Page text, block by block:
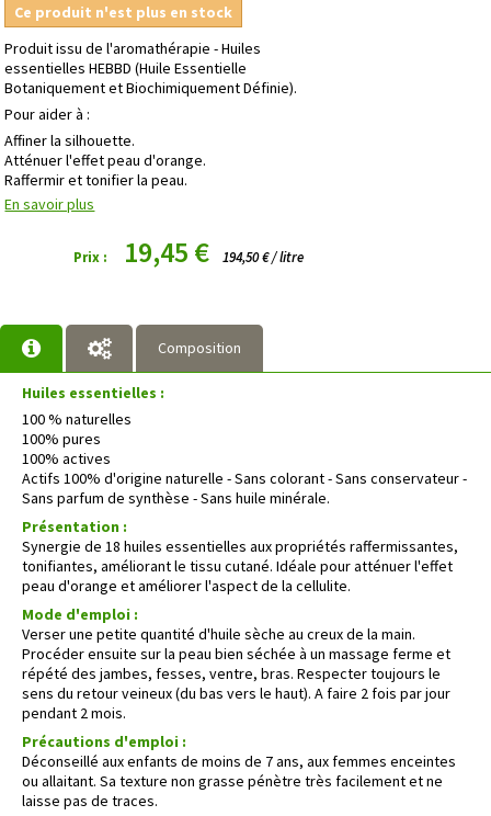
Ce produit n'est plus en stock
Produit issu de l'aromathérapie - Huiles
essentielles HEBBD (Huile Essentielle
Botaniquement et Biochimiquement Définie).
Pour aider à :
Affiner la silhouette.
Atténuer l'effet peau d'orange.
Raffermir et tonifier la peau.
En savoir plus
Prix : 19,45 € 194,50 € / litre
Composition
Huiles essentielles :
100 % naturelles
100% pures
100% actives
Actifs 100% d'origine naturelle - Sans colorant - Sans conservateur -
Sans parfum de synthèse - Sans huile minérale.
Présentation :
Synergie de 18 huiles essentielles aux propriétés raffermissantes,
tonifiantes, améliorant le tissu cutané. Idéale pour atténuer l'effet
peau d'orange et améliorer l'aspect de la cellulite.
Mode d'emploi :
Verser une petite quantité d'huile sèche au creux de la main.
Procéder ensuite sur la peau bien séchée à un massage ferme et
répété des jambes, fesses, ventre, bras. Respecter toujours le
sens du retour veineux (du bas vers le haut). A faire 2 fois par jour
pendant 2 mois.
Précautions d'emploi :
Déconseillé aux enfants de moins de 7 ans, aux femmes enceintes
ou allaitant. Sa texture non grasse pénètre très facilement et ne
laisse pas de traces.